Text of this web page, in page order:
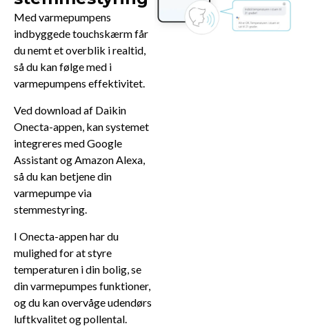
Med varmepumpens
indbyggede touchskærm får
du nemt et overblik i realtid,
så du kan følge med i
varmepumpens effektivitet.
Ved download af Daikin
Onecta-appen, kan systemet
integreres med Google
Assistant og Amazon Alexa,
så du kan betjene din
varmepumpe via
stemmestyring.
I Onecta-appen har du
mulighed for at styre
temperaturen i din bolig, se
din varmepumpes funktioner,
og du kan overvåge udendørs
luftkvalitet og pollental.